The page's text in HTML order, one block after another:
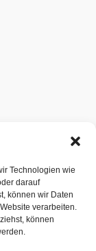
Technologien wie
darauf
können wir Daten
verarbeiten.
können